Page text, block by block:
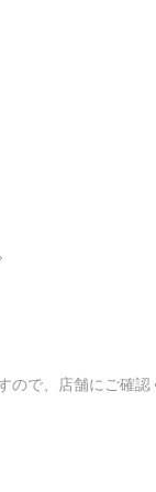
で、店舗にご確認